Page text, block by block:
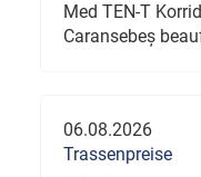
Med TEN-T
Caransebeș
06.08.2026
Trassenpreise